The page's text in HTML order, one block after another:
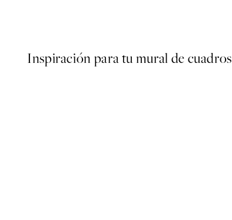
Inspiración para tu mural de cuadros